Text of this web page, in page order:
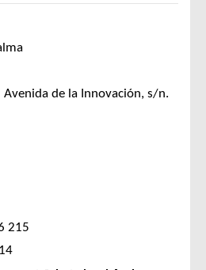
Avenida de la Innovación, s/n.
215